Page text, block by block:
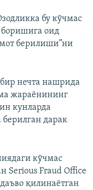
бу кўчмас
оид
берилиши”ни
нечта нашрида
жараëнининг
кунларда
дарак
кўчмас
Serious Fraud Office
қилинаëтган